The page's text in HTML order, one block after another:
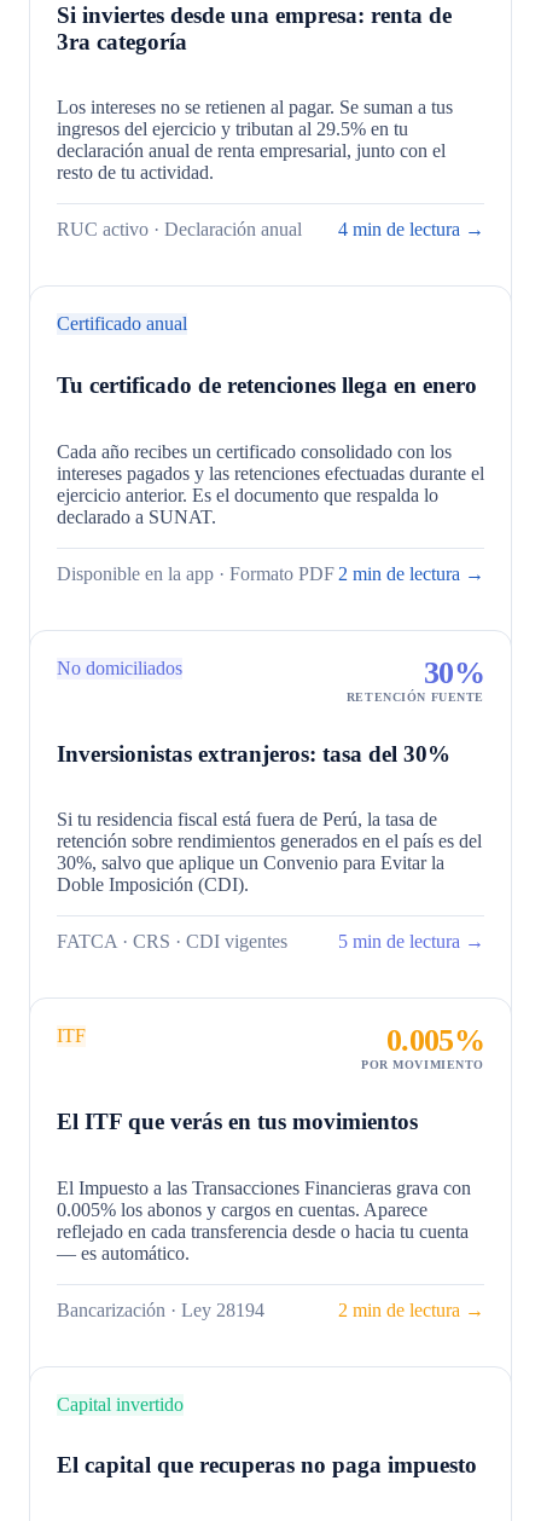
Si inviertes desde una empresa: renta de
3ra categoría
Los intereses no se retienen al pagar. Se suman a tus
ingresos del ejercicio y tributan al 29.5% en tu
declaración anual de renta empresarial, junto con el
resto de tu actividad.
RUC activo · Declaración anual 4 min de lectura →
Certificado anual
Tu certificado de retenciones llega en enero
Cada año recibes un certificado consolidado con los
intereses pagados y las retenciones efectuadas durante el
ejercicio anterior. Es el documento que respalda lo
declarado a SUNAT.
Disponible en la app · Formato PDF 2 min de lectura →
No domiciliados 30%
RETENCIÓN FUENTE
Inversionistas extranjeros: tasa del 30%
Si tu residencia fiscal está fuera de Perú, la tasa de
retención sobre rendimientos generados en el país es del
30%, salvo que aplique un Convenio para Evitar la
Doble Imposición (CDI).
FATCA · CRS · CDI vigentes 5 min de lectura →
ITF 0.005%
POR MOVIMIENTO
El ITF que verás en tus movimientos
El Impuesto a las Transacciones Financieras grava con
0.005% los abonos y cargos en cuentas. Aparece
reflejado en cada transferencia desde o hacia tu cuenta
— es automático.
Bancarización · Ley 28194 2 min de lectura →
Capital invertido
El capital que recuperas no paga impuesto